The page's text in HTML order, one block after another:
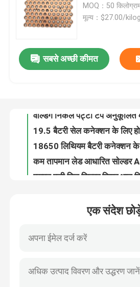
उत्पादों
हमारे बारे में
गुणवत्ता नियंत्रण
संपर्क करें
एक उद्धरण की विनती करे
MOQ：50
मूल्य：$27.00/
सबसे अच्छी कीमत
19.5 बैटरी सेल कनेक्शन के लिए
एसएन एजी टिन सिल्वर मिश्र धातु
एक संदेश